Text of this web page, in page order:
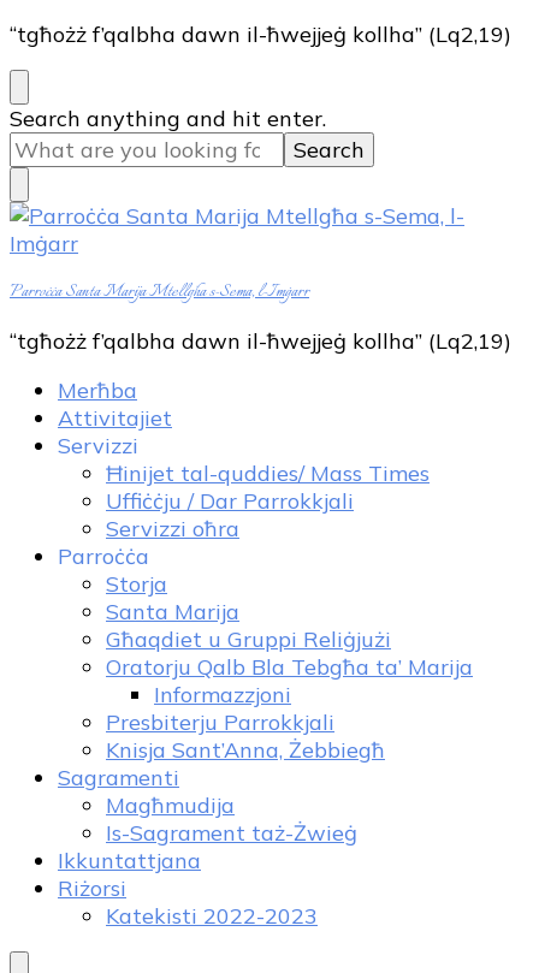
“tgħożż f’qalbha dawn il-ħwejjeġ kollha” (Lq2,19)
Looking
for
Something?
Search anything and hit enter.
Parroċċa Santa Marija Mtellgħa s-Sema, l-Imġarr
“tgħożż f’qalbha dawn il-ħwejjeġ kollha” (Lq2,19)
Merħba
Attivitajiet
Servizzi
Ħinijet tal-quddies/ Mass Times
Uffiċċju / Dar Parrokkjali
Servizzi oħra
Parroċċa
Storja
Santa Marija
Għaqdiet u Gruppi Reliġjużi
Oratorju Qalb Bla Tebgħa ta’ Marija
Informazzjoni
Presbiterju Parrokkjali
Knisja Sant’Anna, Żebbiegħ
Sagramenti
Magħmudija
Is-Sagrament taż-Żwieġ
Ikkuntattjana
Riżorsi
Katekisti 2022-2023